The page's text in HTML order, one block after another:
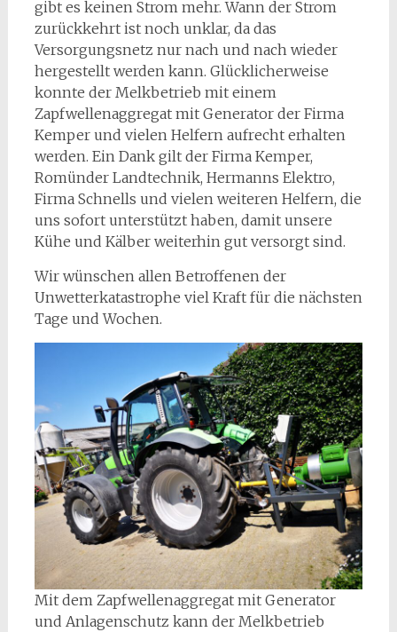
gibt es keinen Strom mehr. Wann der Strom
zurückkehrt ist noch unklar, da das
Versorgungsnetz nur nach und nach wieder
hergestellt werden kann. Glücklicherweise
konnte der Melkbetrieb mit einem
Zapfwellenaggregat mit Generator der Firma
Kemper und vielen Helfern aufrecht erhalten
werden. Ein Dank gilt der Firma Kemper,
Romünder Landtechnik, Hermanns Elektro,
Firma Schnells und vielen weiteren Helfern, die
uns sofort unterstützt haben, damit unsere
Kühe und Kälber weiterhin gut versorgt sind.
Wir wünschen allen Betroffenen der
Unwetterkatastrophe viel Kraft für die nächsten
Tage und Wochen.
Mit dem Zapfwellenaggregat mit Generator
und Anlagenschutz kann der Melkbetrieb